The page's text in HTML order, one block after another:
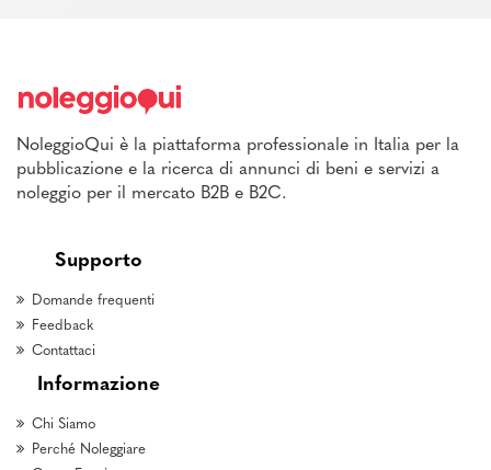
NoleggioQui è la piattaforma professionale in Italia per la
pubblicazione e la ricerca di annunci di beni e servizi a
noleggio per il mercato B2B e B2C.
Supporto
Domande frequenti
Feedback
Contattaci
Informazione
Chi Siamo
Perché Noleggiare